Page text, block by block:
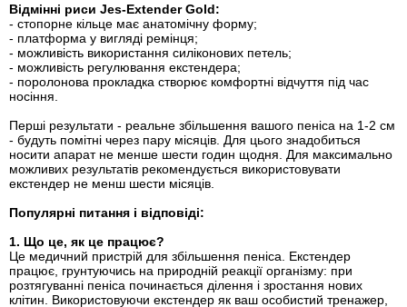
Відмінні риси Jes-Extender Gold:
- стопорне кільце має анатомічну форму;
- платформа у вигляді ремінця;
- можливість використання силіконових петель;
- можливість регулювання екстендера;
- поролонова прокладка створює комфортні відчуття під час
носіння.
Перші результати - реальне збільшення вашого пеніса на 1-2 см
- будуть помітні через пару місяців. Для цього знадобиться
носити апарат не менше шести годин щодня. Для максимально
можливих результатів рекомендується використовувати
екстендер не менш шести місяців.
Популярні питання і відповіді:
1. Що це, як це працює?
Це медичний пристрій для збільшення пеніса. Екстендер
працює, грунтуючись на природній реакції організму: при
розтягуванні пеніса починається ділення і зростання нових
клітин. Використовуючи екстендер як ваш особистий тренажер,